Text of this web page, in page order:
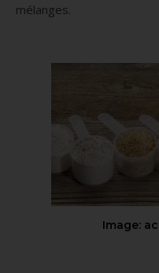
mélanges.
Image: